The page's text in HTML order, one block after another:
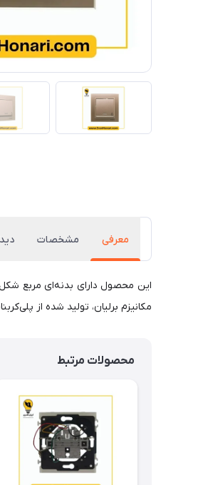
معرفی مشخصات
این محصول دارای بدنه‌ای مربع شکل
مکانیزم برلیان، تولید شده از
محصولات مرتبط